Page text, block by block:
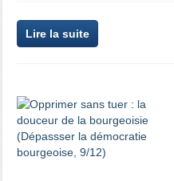
Lire la suite